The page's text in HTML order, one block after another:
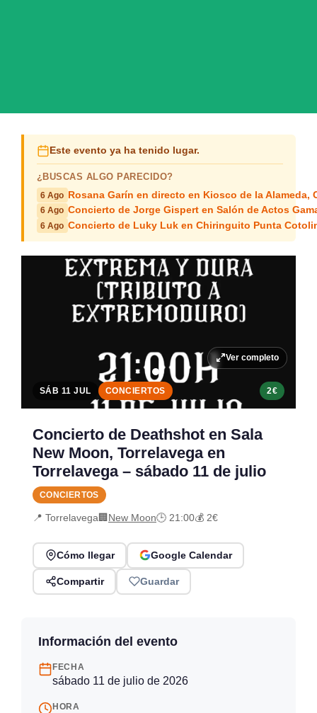
Este evento ya ha tenido lugar.
¿BUSCAS ALGO PARECIDO?
6 Ago Rosana Garín en directo en Kiosco de la Alameda,
6 Ago Concierto de Jorge Gispert en Salón de Actos
6 Ago Concierto de Luky Luk en Chiringuito Punta
Ver completo
SÁB 11 JUL CONCIERTOS 2€
Concierto de Deathshot en Sala
New Moon, Torrelavega en
Torrelavega – sábado 11 de julio
CONCIERTOS
📍 Torrelavega🏢New Moon🕒 21:00💰 2€
Cómo llegar Google Calendar
Compartir Guardar
Información del evento
FECHA
sábado 11 de julio de 2026
HORA